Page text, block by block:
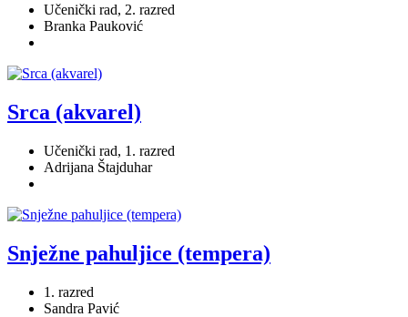
Učenički rad, 2. razred
Branka Pauković
Srca (akvarel)
Učenički rad, 1. razred
Adrijana Štajduhar
Snježne pahuljice (tempera)
1. razred
Sandra Pavić